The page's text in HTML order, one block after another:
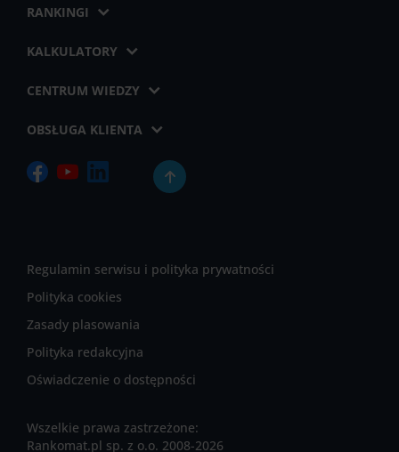
RANKINGI
KALKULATORY
CENTRUM WIEDZY
OBSŁUGA KLIENTA
Regulamin serwisu i polityka prywatności
Polityka cookies
Zasady plasowania
Polityka redakcyjna
Oświadczenie o dostępności
Wszelkie prawa zastrzeżone:
Rankomat.pl sp. z o.o. 2008-2026